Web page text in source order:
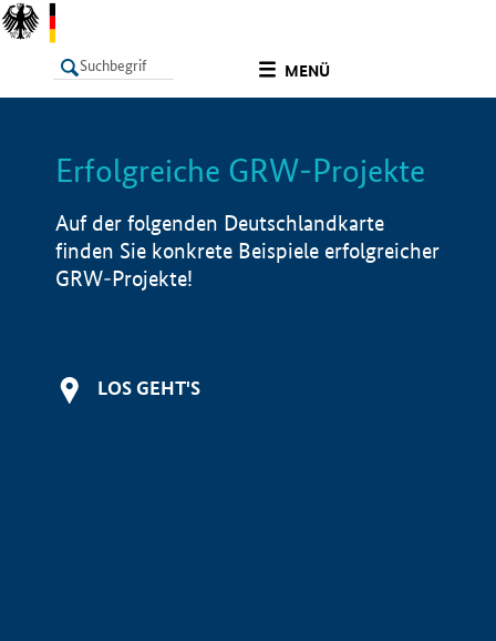
MENÜ
LISTE Info
Erfolgreiche GRW-Projekte
Auf der folgenden Deutschlandkarte
finden Sie konkrete Beispiele erfolgreicher
GRW-Projekte!
LOS GEHT'S